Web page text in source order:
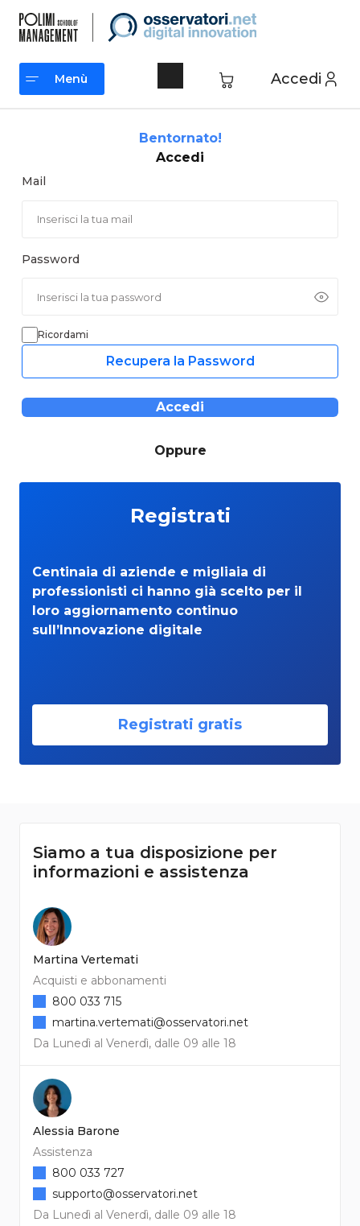
contenuto
Accedi
Menù
Bentornato!
Accedi
Mail
Password
Ricordami
Recupera la Password
Accedi
Oppure
Registrati
Centinaia di aziende e migliaia di
professionisti ci hanno già scelto per il
loro aggiornamento continuo
sull’Innovazione digitale
Registrati gratis
Siamo a tua disposizione per
informazioni e assistenza
Martina Vertemati
Acquisti e abbonamenti
Da Lunedì al Venerdì, dalle 09 alle 18
800 033 715
martina.vertemati@osservatori.net
Alessia Barone
Assistenza
Da Lunedì al Venerdì, dalle 09 alle 18
800 033 727
supporto@osservatori.net